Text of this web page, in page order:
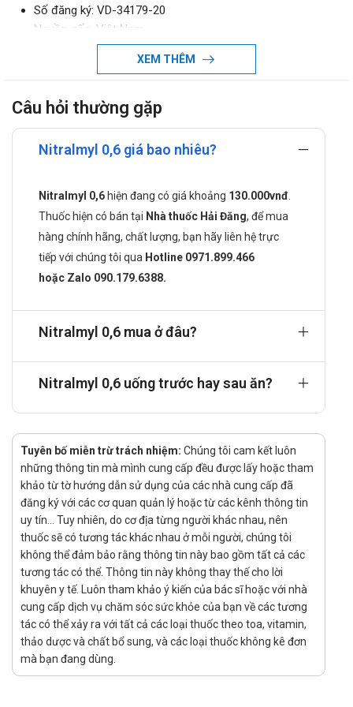
Số đăng ký: VD-34179-20
Nguồn gốc: Việt Nam
Tiêu chuẩn: NSX
Hạn sử dụng: 36 tháng.
Sử dụng lâu dài trong điều trị bệnh động mạch vành và
phòng ngừa cơn đau thắt ngực.
Hỗ trợ điều trị suy tim sung huyết (kết hợp với digitalis,
mạch).
Cách dùng - Liều dùng của thuốc
Nitralmyl 0,6
Cách dùng:
Phòng ngừa cơn đau thắt ngực: Uống 2–3 viên mỗi
ngày, chia thành nhiều lần trong ngày.
Hỗ trợ điều trị suy tim toàn bộ hoặc suy tim trái nặng:
Quá mẫn với quetiapine hoặc bất kỳ thành phần nào của
thuốc.
Tác dụng phụ
Đau đầu, chóng mặt, hoa mắt.
Buồn nôn, cảm giác nóng, bốc hỏa mặt.
Đánh trống ngực, toát mồ hôi.
Dùng thuốc trên một số trường hợp đặc
biệt
Phụ nữ có thai: Kinh nghiệm sử dụng Nitroglycerin cho phụ
nữ mang thai còn hạn chế. Do đó, cần thận trọng và chỉ sử
XEM THÊM
Câu hỏi thường gặp
Nitralmyl 0,6 giá bao nhiêu?
Nitralmyl 0,6 hiện đang có giá khoảng 130.000vnđ
Thuốc hiện có bán tại Nhà thuốc Hải Đăng, để mua
hàng chính hãng, chất lượng, bạn hãy liên hệ trực
tiếp với chúng tôi qua Hotline 0971.899.466
hoặc Zalo 090.179.6388.
Nitralmyl 0,6 mua ở đâu?
Nitralmyl 0,6 uống trước hay sau ăn?
Tuyên bố miễn trừ trách nhiệm: Chúng tôi cam kết luôn
những thông tin mà mình cung cấp đều được lấy hoặc tham
khảo từ tờ hướng dẫn sử dụng của các nhà cung cấp đã
đăng ký với các cơ quan quản lý hoặc từ các kênh thông tin
uy tín... Tuy nhiên, do cơ địa từng người khác nhau, nên
thuốc sẽ có tương tác khác nhau ở mỗi người, chúng tôi
không thể đảm bảo rằng thông tin này bao gồm tất cả các
tương tác có thể. Thông tin này không thay thế cho lời
khuyên y tế. Luôn tham khảo ý kiến của bác sĩ hoặc với nhà
cung cấp dịch vụ chăm sóc sức khỏe của bạn về các tương
tác có thể xảy ra với tất cả các loại thuốc theo toa, vitamin,
thảo dược và chất bổ sung, và các loại thuốc không kê đơn
mà bạn đang dùng.